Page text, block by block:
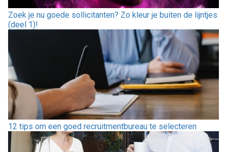
Zoek je nu goede sollicitanten? Zo kleur je buiten de lijntjes
(deel 1)!
12 tips om een goed recruitmentbureau te selecteren